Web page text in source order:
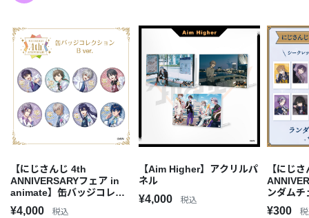
【にじさんじ 4th
ANNIVERSARYフェア in
animate】缶バッジコレク
ションBOX B ver.
¥4,000 税込
【Aim Higher】アクリルパ
ネル
¥4,000 税込
【にじ
ンダム
ver.
¥300